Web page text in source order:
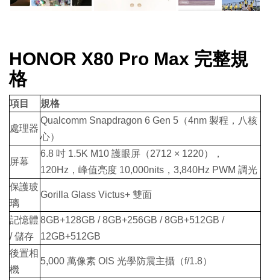
HONOR X80 Pro Max 完整規
格
項目 規格
處理器
Qualcomm Snapdragon 6 Gen 5（4nm 製程，八核
心）
屏幕
6.8 吋 1.5K M10 護眼屏（2712 × 1220），
120Hz，峰值亮度 10,000nits，3,840Hz PWM 調光
保護玻
璃
Gorilla Glass Victus+ 雙面
記憶體
/ 儲存
8GB+128GB / 8GB+256GB / 8GB+512GB /
12GB+512GB
後置相
機
5,000 萬像素 OIS 光學防震主攝（f/1.8）